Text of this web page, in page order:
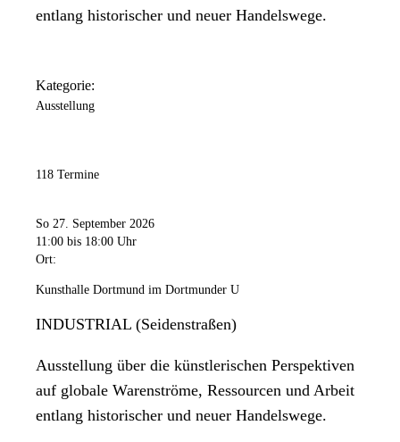
entlang historischer und neuer Handelswege.
Kategorie:
Ausstellung
118 Termine
So 27. September 2026
11:00 bis 18:00 Uhr
Ort:
Kunsthalle Dortmund im Dortmunder U
INDUSTRIAL (Seidenstraßen)
Ausstellung über die künstlerischen Perspektiven
auf globale Warenströme, Ressourcen und Arbeit
entlang historischer und neuer Handelswege.